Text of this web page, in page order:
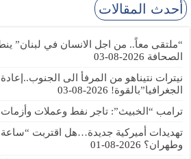
أحدث المقالات
“ملتقى معاً.. من اجل الانسان في لبنان”
الصحافة 2026-08-03
نيترات نتيناهو من المرفأ الى
الجغرافيا”بالقوة! 2026-08-03
ترامب “الخبيث”: تاجر نفط وعملات
تهديدات أميركية جديدة…هل اقتربت
وطهران؟ 2026-08-01